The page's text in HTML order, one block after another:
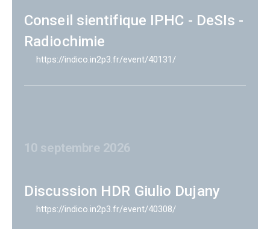
Conseil sientifique IPHC - DeSIs -
Radiochimie
https://indico.in2p3.fr/event/40131/
10 septembre 2026
Discussion HDR Giulio Dujany
https://indico.in2p3.fr/event/40308/